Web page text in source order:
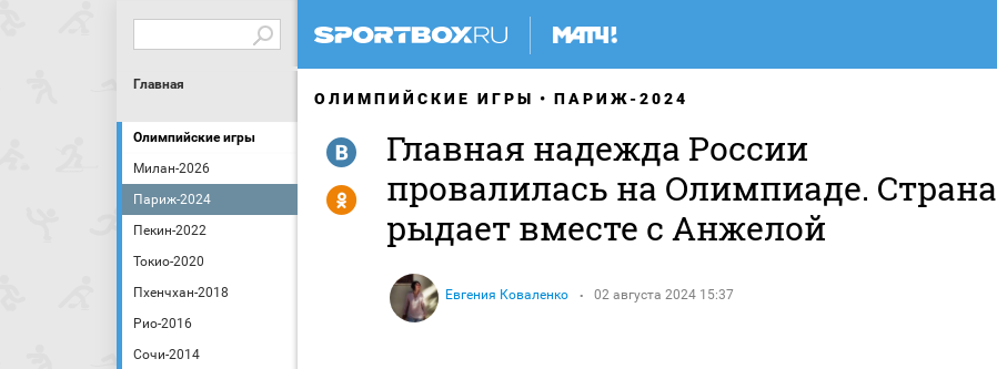
Главная
Олимпийские игры
Милан-2026
Париж-2024
Пекин-2022
Токио-2020
Пхенчхан-2018
Рио-2016
Сочи-2014
ОЛИМПИЙСКИЕ ИГРЫ ПАРИЖ-2024
Главная надежда России
провалилась на Олимпиаде. Страна
рыдает вместе с Анжелой
Евгения Коваленко 02 августа 2024 15:37
R
Y